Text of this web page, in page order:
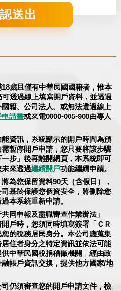
送出
歲且僅有中華民國國籍者，惟本
透過線上填寫開戶資料，並透過
籍、公司法人、或無法透過線上
申請書或來電0800-005-908由專人
資訊，系統顯示的開戶時間為預
暫停開戶申請，您只要將該步驟
步」後再離開網頁，本系統即可
未來透過繼續開戶功能繼續申請。
為您保留資料90天（含假日），
基於保護您個資安全，將刪除您
本系統重新申請。
同申報及盡職審查作業辦法」
開戶時，您須同時填寫簽署「ＣＲ
的稅務居民身分。本公司應蒐集
住者身分之特定資訊並依法可能
中華民國稅捐稽徵機關，經由政
帳戶資訊交換，提供他方國家/地
仍須審查您的開戶申請文件，檢